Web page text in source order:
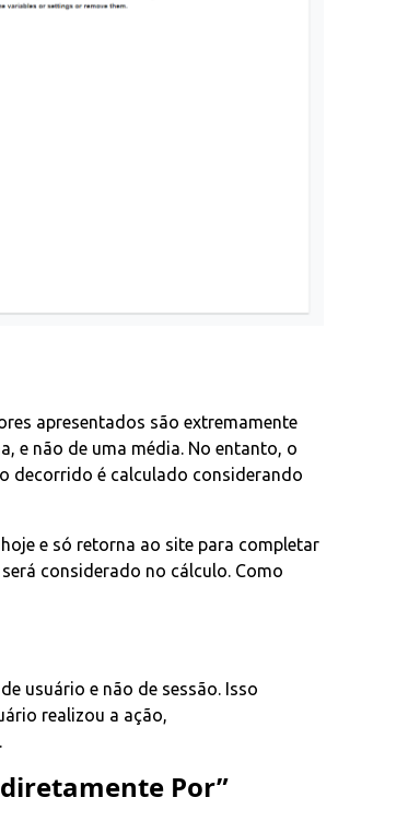
apresentados são extremamente
e não de uma média. No entanto, o
decorrido é calculado considerando
e só retorna ao site para completar
considerado no cálculo. Como
usuário e não de sessão. Isso
realizou a ação,
Por”